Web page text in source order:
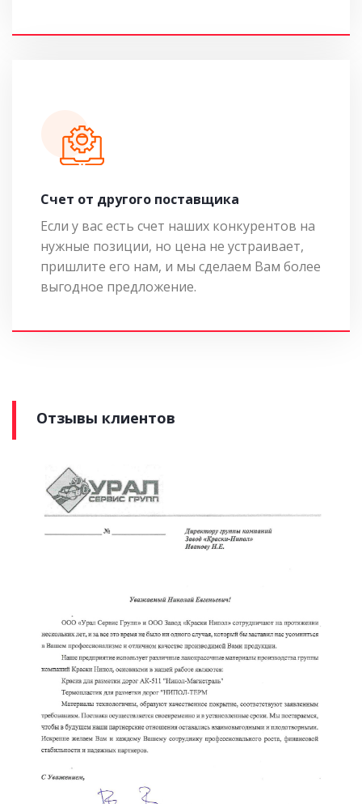
Cчет от другого поставщика
Если у вас есть счет наших конкурентов на
нужные позиции, но цена не устраивает,
пришлите его нам, и мы сделаем Вам более
выгодное предложение.
Отзывы клиентов